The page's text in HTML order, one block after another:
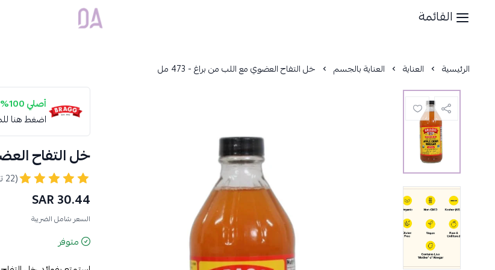
القائمة Dar Alamirat
الرئيسية العناية العناية بالجسم خل التفاح العضوي مع اللب من براغ - 473 مل
أصلي 100%
اضغط هنا
خل التفاح
(22 تقييم)
30.44 SAR
السعر شامل الضريبة
متوفر